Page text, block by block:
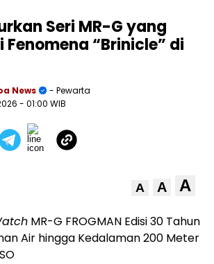
Seri MR-G yang
“Brinicle” di
News
- Pewarta
- 01:00 WIB
A A A
MR-G FROGMAN Edisi 30 Tahun
Air hingga Kedalaman 200 Meter